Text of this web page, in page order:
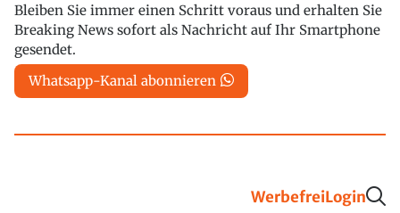
Bleiben Sie immer einen Schritt voraus und erhalten Sie
Breaking News sofort als Nachricht auf Ihr Smartphone
gesendet.
Whatsapp-Kanal abonnieren
WerbefreiLogin